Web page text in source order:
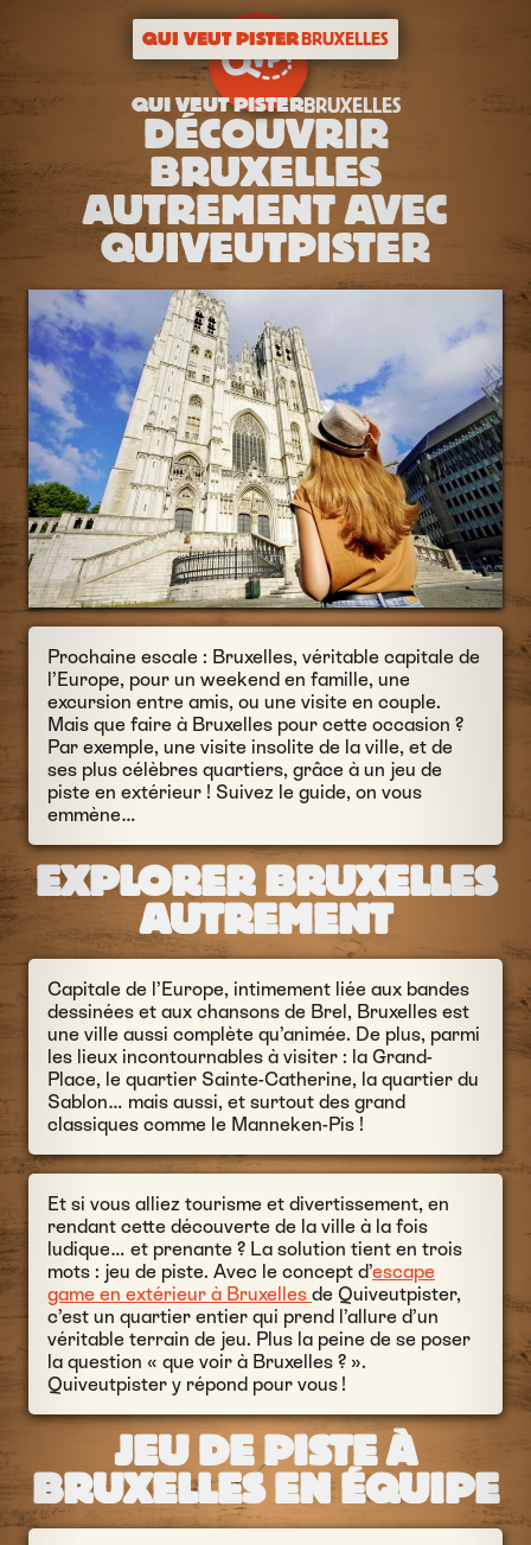
QUI VEUT PISTERBRUXELLES
QUI VEUT PISTERBRUXELLES
DÉCOUVRIR
BRUXELLES
AUTREMENT AVEC
QUIVEUTPISTER
Prochaine escale : Bruxelles, véritable capitale de
l’Europe, pour un weekend en famille, une
excursion entre amis, ou une visite en couple.
Mais que faire à Bruxelles pour cette occasion ?
Par exemple, une visite insolite de la ville, et de
ses plus célèbres quartiers, grâce à un jeu de
piste en extérieur ! Suivez le guide, on vous
emmène…
EXPLORER BRUXELLES
AUTREMENT
Capitale de l’Europe, intimement liée aux bandes
dessinées et aux chansons de Brel, Bruxelles est
une ville aussi complète qu’animée. De plus, parmi
les lieux incontournables à visiter : la Grand-
Place, le quartier Sainte-Catherine, la quartier du
Sablon… mais aussi, et surtout des grand
classiques comme le Manneken-Pis !
Et si vous alliez tourisme et divertissement, en
rendant cette découverte de la ville à la fois
ludique… et prenante ? La solution tient en trois
mots : jeu de piste. Avec le concept d’escape
game en extérieur à Bruxelles de Quiveutpister,
c’est un quartier entier qui prend l’allure d’un
véritable terrain de jeu. Plus la peine de se poser
la question « que voir à Bruxelles ? ».
Quiveutpister y répond pour vous !
JEU DE PISTE À
BRUXELLES EN ÉQUIPE